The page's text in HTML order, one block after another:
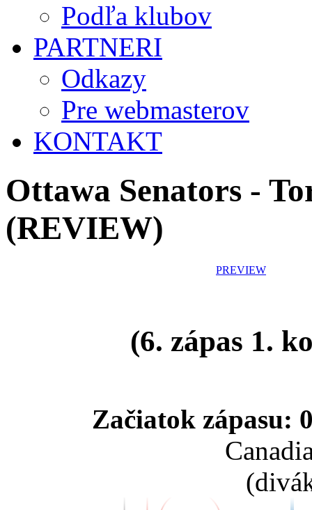
Podľa klubov
PARTNERI
Odkazy
Pre webmasterov
KONTAKT
Ottawa Senators -
(REVIEW)
PREVIEW
(6. zápas 1.
Začiatok zápasu: